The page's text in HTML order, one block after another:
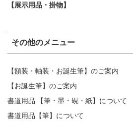
【展示用品・掛物】
その他のメニュー
【額装・軸装・お誕生筆】のご案内
【お誕生筆】のご案内
書道用品 【筆・墨・硯・紙】について
書道用品【筆】について